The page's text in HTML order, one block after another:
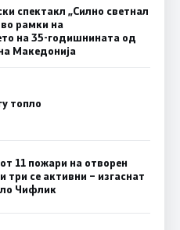
спектакл „Силно светнал
рамки на
на 35-годишнината од
Македонија
топло
11 пожари на отворен
три се активни – изгаснат
Чифлик